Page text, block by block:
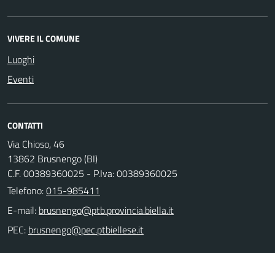
VIVERE IL COMUNE
Luoghi
Eventi
CONTATTI
Via Chioso, 46
13862 Brusnengo (BI)
C.F. 00389360025 - P.Iva: 00389360025
Telefono:015-985411
E-mail:
PEC: